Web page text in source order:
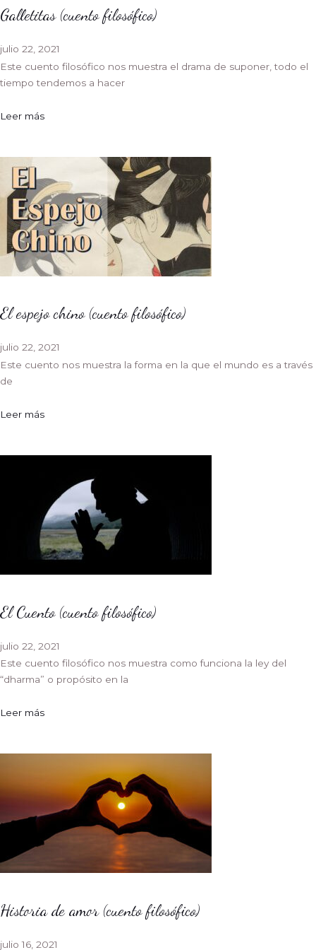
Galletitas (cuento filosófico)
julio 22, 2021
Este cuento filosófico nos muestra el drama de suponer, todo el
tiempo tendemos a hacer
Leer más
El espejo chino (cuento filosófico)
julio 22, 2021
Este cuento nos muestra la forma en la que el mundo es a través
de
Leer más
El Cuento (cuento filosófico)
julio 22, 2021
Este cuento filosófico nos muestra como funciona la ley del
“dharma” o propósito en la
Leer más
Historia de amor (cuento filosófico)
julio 16, 2021